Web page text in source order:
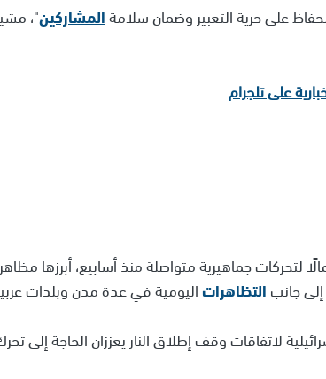
على حرية التعبير وضمان سلامةالمشاركين"،
لتحركات جماهيرية متواصلة منذ أسابيع، أبرزها
إلى جانبالتظاهراتاليومية في عدة مدن وبلدات
لاتفاقات وقف إطلاق النار يعززان الحاجة إلى